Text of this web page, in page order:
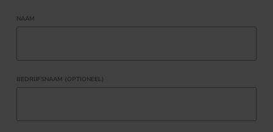
NAAM
BEDRIJFSNAAM (OPTIONEEL)